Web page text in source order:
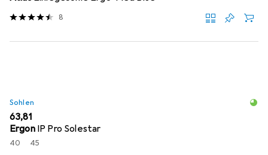
8
Sohlen
EUR
63,81
Ergon IP Pro Solestar
40 45